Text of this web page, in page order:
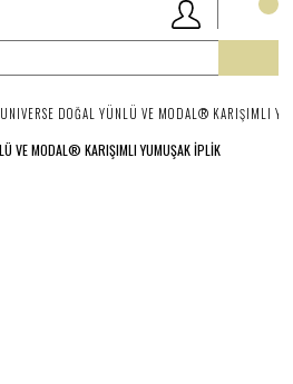
UNIVERSE DOĞAL YÜNLÜ VE MODAL® KARIŞIMLI